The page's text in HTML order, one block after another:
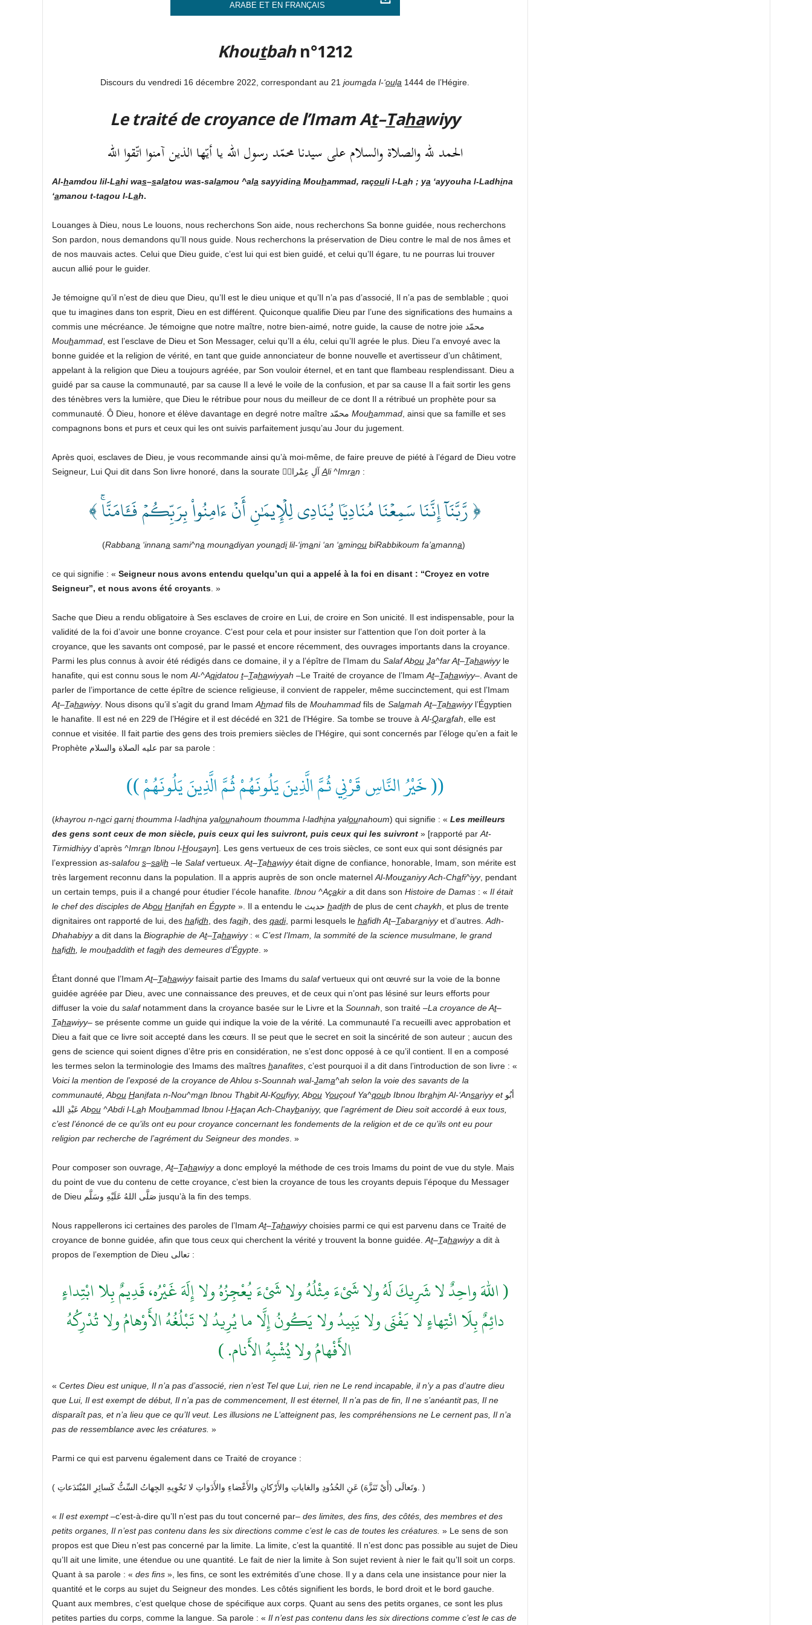
ARABE ET EN FRANÇAIS
Khoutbahn°1212
Discours du vendredi 16 décembre 2022, correspondant au 21 joumada l-‘oula 1444 de l’Hégire.
Le traité de croyance de l’Imam At–Tahawiyy
الحمد لله والصلاة والسلام على سيدنا محمّد رسول الله يا أيّها الذين آمنوا اتّقوا الله
Al-hamdou lil-Lahi was–salatou was-salamou ^ala sayyidina Mouhammad, raçouli l-Lah ; ya ‘ayyouha l-Ladhina
‘amanou t-taqou l-Lah.
Louanges à Dieu, nous Le louons, nous recherchons Son aide, nous recherchons Sa bonne guidée, nous recherchons
Son pardon, nous demandons qu’Il nous guide. Nous recherchons la préservation de Dieu contre le mal de nos âmes et
de nos mauvais actes. Celui que Dieu guide, c’est lui qui est bien guidé, et celui qu’Il égare, tu ne pourras lui trouver
aucun allié pour le guider.
Je témoigne qu’il n’est de dieu que Dieu, qu’Il est le dieu unique et qu’Il n’a pas d’associé, Il n’a pas de semblable ; quoi
que tu imagines dans ton esprit, Dieu en est différent. Quiconque qualifie Dieu par l’une des significations des humains a
commis une mécréance. Je témoigne que notre maître, notre bien-aimé, notre guide, la cause de notre joie محمّد
Mouhammad, est l’esclave de Dieu et Son Messager, celui qu’Il a élu, celui qu’Il agrée le plus. Dieu l’a envoyé avec la
bonne guidée et la religion de vérité, en tant que guide annonciateur de bonne nouvelle et avertisseur d’un châtiment,
appelant à la religion que Dieu a toujours agréée, par Son vouloir éternel, et en tant que flambeau resplendissant. Dieu a
guidé par sa cause la communauté, par sa cause Il a levé le voile de la confusion, et par sa cause Il a fait sortir les gens
des ténèbres vers la lumière, que Dieu le rétribue pour nous du meilleur de ce dont Il a rétribué un prophète pour sa
Mouhammad, ainsi que sa famille et ses
compagnons bons et purs et ceux qui les ont suivis parfaitement jusqu’au Jour du jugement.
Après quoi, esclaves de Dieu, je vous recommande ainsi qu’à moi-même, de faire preuve de piété à l’égard de Dieu votre
Seigneur, Lui Qui dit dans Son livre honoré, dans la sourate آلِ عِمْرانۡ Ali ^Imran :
﴿ رَّبَّنَآ إِنَّنَا سَمِعۡنَا مُنَادِيٗا يُنَادِي لِلۡإِيمَٰنِ أَنۡ ءَامِنُواْ بِرَبِّكُمۡ فَ‍َٔامَنَّاۚ ﴾
(Rabbana ‘innana sami^na mounadiyan younadilil-‘imani ‘an ‘aminou biRabbikoum fa’amanna)
ce qui signifie : « Seigneur nous avons entendu quelqu’un qui a appelé à la foi en disant : “Croyez en votre
Seigneur”, et nous avons été croyants. »
Sache que Dieu a rendu obligatoire à Ses esclaves de croire en Lui, de croire en Son unicité. Il est indispensable, pour la
validité de la foi d’avoir une bonne croyance. C’est pour cela et pour insister sur l’attention que l’on doit porter à la
croyance, que les savants ont composé, par le passé et encore récemment, des ouvrages importants dans la croyance.
Parmi les plus connus à avoir été rédigés dans ce domaine, il y a l’épître de l’Imam du Salaf Abou Ja^far At–Tahawiyyle
hanafite, qui est connu sous le nom Al-^Aqidatou t–Tahawiyyah –Le Traité de croyance de l’Imam At–Tahawiyy–. Avant de
parler de l’importance de cette épître de science religieuse, il convient de rappeler, même succinctement, qui est l’Imam
At–Tahawiyy. Nous disons qu’il s’agit du grand Imam Ahmadfils de Mouhammadfils de Salamah At–Tahawiyyl’Égyptien
le hanafite. Il est né en 229 de l’Hégire et il est décédé en 321 de l’Hégire. Sa tombe se trouve à Al-Qarafah , elle est
connue et visitée. Il fait partie des gens des trois premiers siècles de l’Hégire, qui sont concernés par l’éloge qu’en a fait le
Prophète عليه الصلاة والسلام par sa parole :
(( خَيْرُ النَّاسِ قَرْنِي ثُمَّ الَّذِينَ يَلُونَهُمْ ثُمَّ الَّذِينَ يَلُونَهُمْ ))
(khayrou n-naciqarnithoumma l-ladhina yalounahoum thoumma l-ladhina yalounahoum) qui signifie : « Les meilleurs
des gens sont ceux de mon siècle, puis ceux qui les suivront, puis ceux qui les suivront » [rapporté par At-
Tirmidhiyyd’après ^Imran Ibnou l-Housayn]. Les gens vertueux de ces trois siècles, ce sont eux qui sont désignés par
l’expression as-salafou s–salih –le Salafvertueux. At–Tahawiyyétait digne de confiance, honorable, Imam, son mérite est
très largement reconnu dans la population. Il a appris auprès de son oncle maternel Al-Mouzaniyy Ach-Chafi^iyy, pendant
un certain temps, puis il a changé pour étudier l’école hanafite. Ibnou ^Açakira dit dans son Histoire de Damas: « Il était
le chef des disciples de Abou Hanifah en Égypte ». Il a entendu le حديث hadith de plus de cent chaykh , et plus de trente
dignitaires ont rapporté de lui, des hafidh , des faqih , des qadi, parmi lesquels le hafidh At–Tabaraniyyet d’autres. Adh-
Dhahabiyya dit dans la Biographie de At–Tahawiyy: « C’est l’Imam, la sommité de la science musulmane, le grand
hafidh , le mouhaddith et faqih des demeures d’Égypte. »
Étant donné que l’Imam At–Tahawiyyfaisait partie des Imams du salafvertueux qui ont œuvré sur la voie de la bonne
guidée agréée par Dieu, avec une connaissance des preuves, et de ceux qui n’ont pas lésiné sur leurs efforts pour
diffuser la voie du salafnotamment dans la croyance basée sur le Livre et la Sounnah , son traité –La croyance de At–
Tahawiyy– se présente comme un guide qui indique la voie de la vérité. La communauté l’a recueilli avec approbation et
Dieu a fait que ce livre soit accepté dans les cœurs. Il se peut que le secret en soit la sincérité de son auteur ; aucun des
gens de science qui soient dignes d’être pris en considération, ne s’est donc opposé à ce qu’il contient. Il en a composé
les termes selon la terminologie des Imams des maîtres hanafites, c’est pourquoi il a dit dans l’introduction de son livre : «
Voici la mention de l’exposé de la croyance de Ahlou s-Sounnah wal-Jama^ah selon la voie des savants de la
communauté, Abou Hanifata n-Nou^man Ibnou Thabit Al-Koufiyy, AbouYouçouf Ya^qoub Ibnou Ibrahim Al-‘Ansariyy et أبُو
عَبْدِ الله Abou^Abdi l-L ah Mouhammad Ibnou l-Haçan Ach-Chaybaniyy, que l’agrément de Dieu soit accordé à eux tous,
c’est l’énoncé de ce qu’ils ont eu pour croyance concernant les fondements de la religion et de ce qu’ils ont eu pour
religion par recherche de l’agrément du Seigneur des mondes. »
Pour composer son ouvrage, At–Tahawiyya donc employé la méthode de ces trois Imams du point de vue du style. Mais
du point de vue du contenu de cette croyance, c’est bien la croyance de tous les croyants depuis l’époque du Messager
de Dieu صَلَّى اللهُ عَلَيْهِ وسَلَّم jusqu’à la fin des temps.
Nous rappellerons ici certaines des paroles de l’Imam At–Tahawiyychoisies parmi ce qui est parvenu dans ce Traité de
croyance de bonne guidée, afin que tous ceux qui cherchent la vérité y trouvent la bonne guidée. At–Tahawiyya dit à
propos de l’exemption de Dieu تعالى :
( اللهَ واحِدٌ لا شَرِيكَ لَهُ ولا شَىْءَ مِثْلُهُ ولا شَىْءَ يُعْجِزُهُ ولا إِلَهَ غَيْرُه، قَدِيمٌ بِلا ابْتِداءٍ
دائِمٌ بِلَا انْتِهاءٍ لا يَفْنَى ولا يَبِيدُ ‏ولا يَكُونُ إِلَّا ما يُرِيدُ لا تَبْلُغُهُ الأَوْهامُ ولا تُدْرِكُهُ
الأَفْهامُ ولا يُشْبِهُ الأَنام. )
« Certes Dieu est unique, Il n’a pas d’associé, rien n’est Tel que Lui, rien ne Le rend incapable, il n’y a pas d’autre dieu
que Lui, Il est exempt de début, Il n’a pas de commencement, Il est éternel, Il n’a pas de fin, Il ne s’anéantit pas, Il ne
disparaît pas, et n’a lieu que ce qu’Il veut. Les illusions ne L’atteignent pas, les compréhensions ne Le cernent pas, Il n’a
pas de ressemblance avec les créatures. »
Parmi ce qui est parvenu également dans ce Traité de croyance :
( وتَعالَى (أَيْ تَنَزَّهَ) عَنِ الحُدُودِ والغاياتِ والأَرْكانِ والأَعْضاءِ والأَدَواتِ لا تَحْوِيهِ الجِهاتُ السِّتُّ كَسائِرِ المُبْتَدَعاتِ. )
« Il est exempt–c’est-à-dire qu’Il n’est pas du tout concerné par–des limites, des fins, des côtés, des membres et des
petits organes, Il n’est pas contenu dans les six directions comme c’est le cas de toutes les créatures. » Le sens de son
propos est que Dieu n’est pas concerné par la limite. La limite, c’est la quantité. Il n’est donc pas possible au sujet de Dieu
qu’Il ait une limite, une étendue ou une quantité. Le fait de nier la limite à Son sujet revient à nier le fait qu’Il soit un corps.
Quant à sa parole : « des fins », les fins, ce sont les extrémités d’une chose. Il y a dans cela une insistance pour nier la
quantité et le corps au sujet du Seigneur des mondes. Les côtés signifient les bords, le bord droit et le bord gauche.
Quant aux membres, c’est quelque chose de spécifique aux corps. Quant au sens des petits organes, ce sont les plus
petites parties du corps, comme la langue. Sa parole : « Il n’est pas contenu dans les six directions comme c’est le cas de